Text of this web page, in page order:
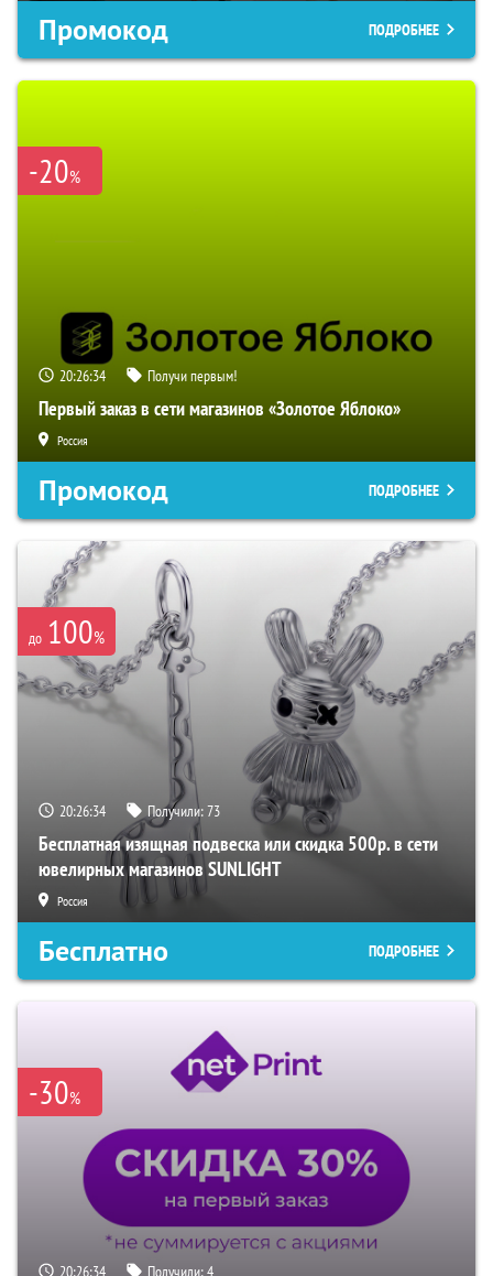
Промокод ПОДРОБНЕЕ
-20%
20:26:33 Получи первым!
Первый заказ в сети магазинов «Золотое Яблоко»
Россия
Промокод ПОДРОБНЕЕ
до 100%
20:26:33 Получили:73
Бесплатная изящная подвеска или скидка 500р. в сети
ювелирных магазинов SUNLIGHT
Россия
Бесплатно ПОДРОБНЕЕ
-30%
20:26:33 Получили:4